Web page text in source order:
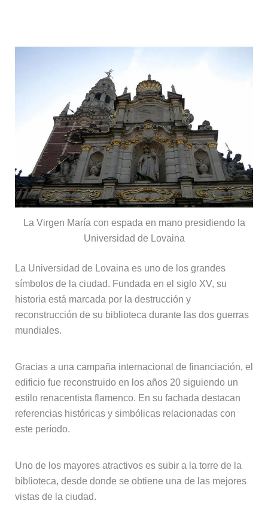
La Virgen María con espada en mano presidiendo la
Universidad de Lovaina
La Universidad de Lovaina es uno de los grandes
símbolos de la ciudad. Fundada en el siglo XV, su
historia está marcada por la destrucción y
reconstrucción de su biblioteca durante las dos guerras
mundiales.
Gracias a una campaña internacional de financiación, el
edificio fue reconstruido en los años 20 siguiendo un
estilo renacentista flamenco. En su fachada destacan
referencias históricas y simbólicas relacionadas con
este período.
Uno de los mayores atractivos es subir a la torre de la
biblioteca, desde donde se obtiene una de las mejores
vistas de la ciudad.